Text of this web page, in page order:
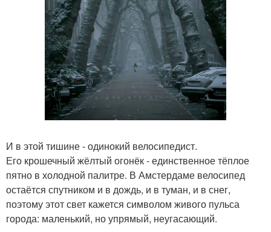
И в этой тишине - одинокий велосипедист.
Его крошечный жёлтый огонёк - единственное тёплое
пятно в холодной палитре. В Амстердаме велосипед
остаётся спутником и в дождь, и в туман, и в снег,
поэтому этот свет кажется символом живого пульса
города: маленький, но упрямый, неугасающий.